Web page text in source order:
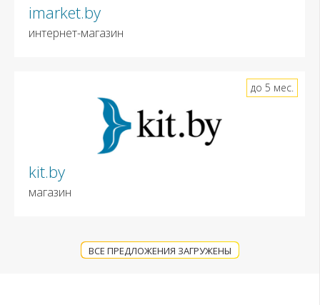
imarket.by
интернет-магазин
kit.by
магазин
до 5 мес.
ВСЕ ПРЕДЛОЖЕНИЯ ЗАГРУЖЕНЫ